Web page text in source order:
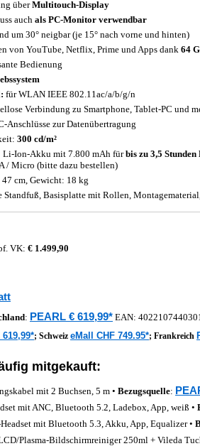
überMultitouch-Display
auch als PC-Monitor verwendbar
um 30° neigbar (je 15° nach vorne und hinten)
von YouTube, Netflix, Prime und Apps dank 64
Bedienung
für WLAN IEEE 802.11ac/a/b/g/n
Verbindung zu Smartphone, Tablet-PC und
Anschlüsse zur Datenübertragung
300 cd/m²
Li-Ion-Akku mit 7.800 mAh fürbis zu 3,5
/ Micro (bitte dazu bestellen)
cm, Gewicht: 18 kg
Basisplatte mit Rollen,
VK: € 1.499,90
: PEARL € 619,99* EAN:
619,99*; Schweiz eMall CHF 749.95*; Frankreich
mitgekauft:
mit 2 Buchsen, 5 m • Bezugsquelle:
mit ANC, Bluetooth 5.2, Ladebox, App, weiß •
Headset mit Bluetooth 5.3, Akku, App, Equalizer •
Plasma-Bildschirmreiniger 250ml + Vileda